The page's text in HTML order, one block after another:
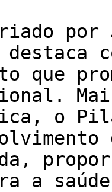
que
o
a